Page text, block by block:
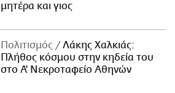
μητέρα και γιος
Πολιτισμός
Λάκης Χαλκιάς:
Πλήθος κόσμου στην κηδεία του
στο Α' Νεκροταφείο Αθηνών